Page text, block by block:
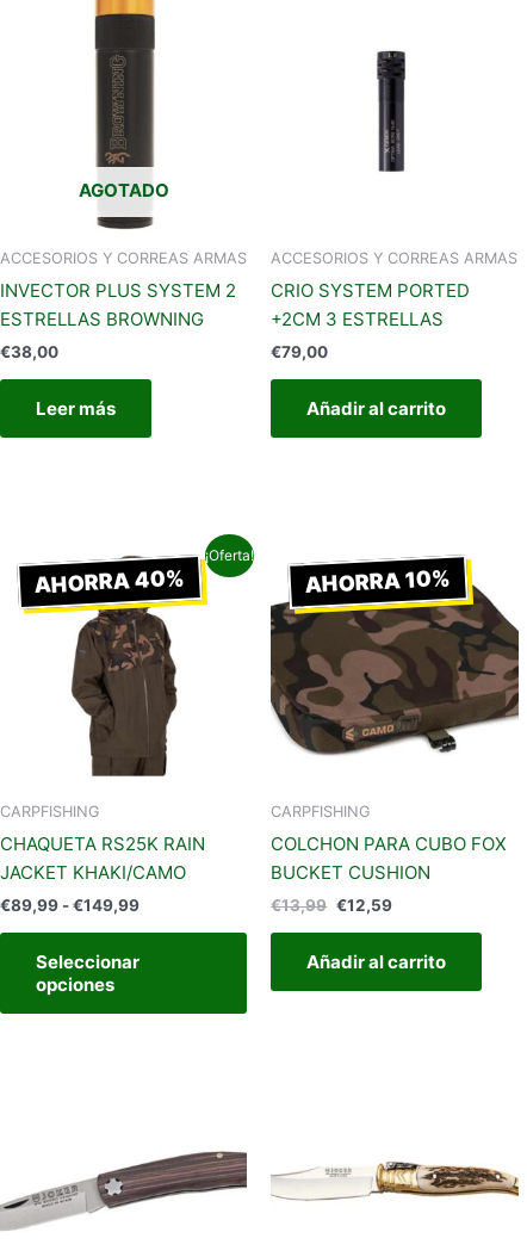
AGOTADO
ACCESORIOS Y CORREAS ARMAS
INVECTOR PLUS SYSTEM 2
ESTRELLAS BROWNING
€38,00
Leer más
ACCESORIOS Y CORREAS ARMAS
CRIO SYSTEM PORTED
+2CM 3 ESTRELLAS
€79,00
Añadir al carrito
¡Oferta!
AHORRA 40%
CARPFISHING
CHAQUETA RS25K RAIN
JACKET KHAKI/CAMO
€89,99 -€149,99
de
precios:
desde
€89,99
hasta
€149,99
Seleccionar
opciones
Este
producto
tiene
múltiples
variantes.
Las
opciones
elegir
página
producto
AHORRA 10%
CARPFISHING
COLCHON PARA CUBO FOX
BUCKET CUSHION
€13,99
precio
original
era:
€13,99.
€12,59
precio
actual
es:
€12,59.
Añadir al carrito